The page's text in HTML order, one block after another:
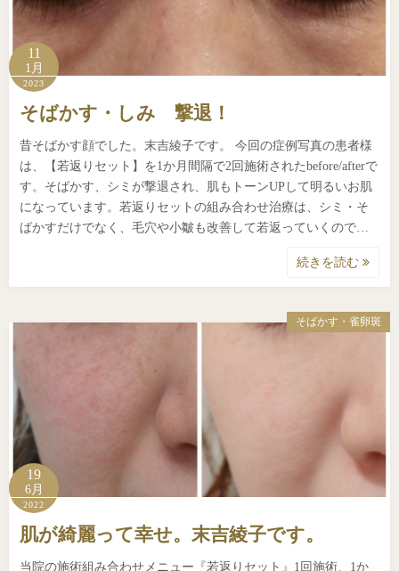
11
1月
2023
そばかす・しみ 撃退！
昔そばかす顔でした。末吉綾子です。 今回の症例写真の患者様
は、【若返りセット】を1か月間隔で2回施術されたbefore/afterで
す。そばかす、シミが撃退され、肌もトーンUPして明るいお肌
になっています。若返りセットの組み合わせ治療は、シミ・そ
ばかすだけでなく、毛穴や小皺も改善して若返っていくので…
続きを読む
そばかす・雀卵斑
19
6月
2022
肌が綺麗って幸せ。末吉綾子です。
当院の施術組み合わせメニュー『若返りセット』1回施術、1か